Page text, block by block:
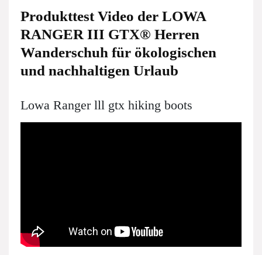
Produkttest Video der LOWA
RANGER III GTX® Herren
Wanderschuh für ökologischen
und nachhaltigen Urlaub
Lowa Ranger lll gtx hiking boots